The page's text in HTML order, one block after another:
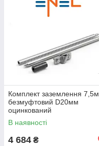
Комплект заземлення 7,5м
безмуфтовий D20мм
оцинкований
В наявності
4 684 ₴